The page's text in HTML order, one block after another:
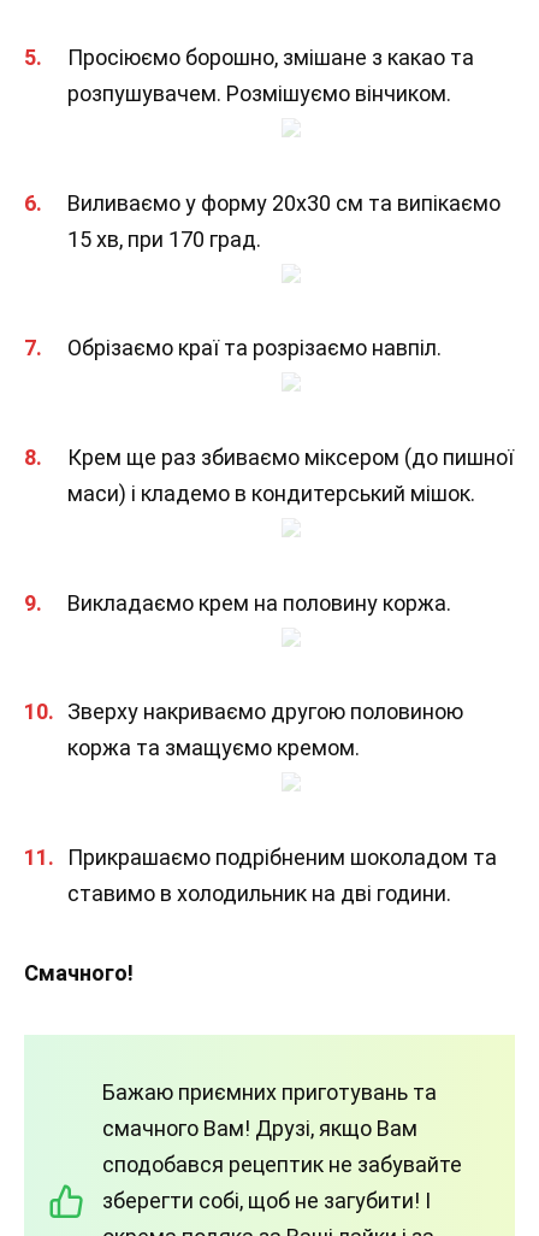
Просіюємо борошно, змішане з какао та
розпушувачем. Розмішуємо вінчиком.
Виливаємо у форму 20х30 см та випікаємо
15 хв, при 170 град.
Обрізаємо краї та розрізаємо навпіл.
Крем ще раз збиваємо міксером (до пишної
маси) і кладемо в кондитерський мішок.
Викладаємо крем на половину коржа.
Зверху накриваємо другою половиною
коржа та змащуємо кремом.
Прикрашаємо подрібненим шоколадом та
ставимо в холодильник на дві години.
Смачного!
Бажаю приємних приготувань та
смачного Вам! Друзі, якщо Вам
сподобався рецептик не забувайте
зберегти собі, щоб не загубити! І